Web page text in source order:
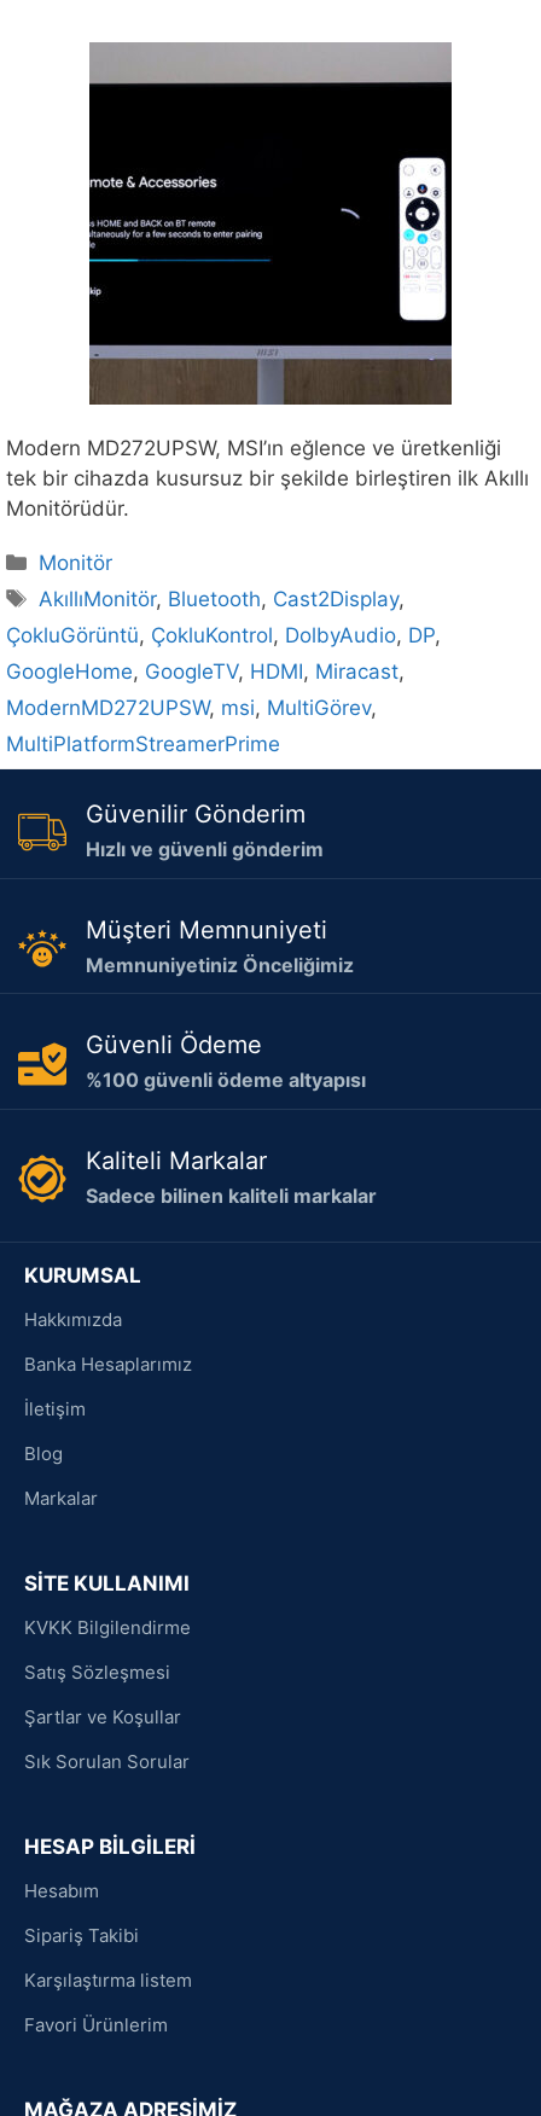
Modern MD272UPSW, MSI’ın eğlence ve üretkenliği
tek bir cihazda kusursuz bir şekilde birleştiren ilk Akıllı
Monitörüdür.
Kategoriler
Monitör
Etiketler
AkıllıMonitör, Bluetooth, Cast2Display,
ÇokluGörüntü, ÇokluKontrol, DolbyAudio, DP,
GoogleHome, GoogleTV, HDMI, Miracast,
ModernMD272UPSW, msi, MultiGörev,
MultiPlatformStreamerPrime
Güvenilir Gönderim
Hızlı ve güvenli gönderim
Müşteri Memnuniyeti
Memnuniyetiniz Önceliğimiz
Güvenli Ödeme
%100 güvenli ödeme altyapısı
Kaliteli Markalar
Sadece bilinen kaliteli markalar
KURUMSAL
Hakkımızda
Banka Hesaplarımız
İletişim
Blog
Markalar
SİTE KULLANIMI
KVKK Bilgilendirme
Satış Sözleşmesi
Şartlar ve Koşullar
Sık Sorulan Sorular
HESAP BİLGİLERİ
Hesabım
Sipariş Takibi
Karşılaştırma listem
Favori Ürünlerim
MAĞAZA ADRESİMİZ